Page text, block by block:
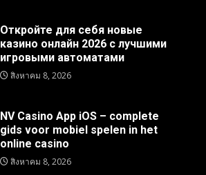
Откройте для себя новые
казино онлайн 2026 с лучшими
игровыми автоматами
สิงหาคม 8, 2026
NV Casino App iOS – complete
gids voor mobiel spelen in het
online casino
สิงหาคม 8, 2026